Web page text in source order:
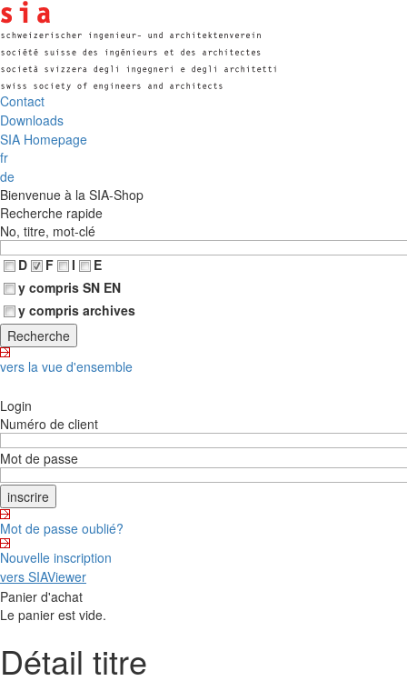
Contact
Downloads
SIA Homepage
fr
de
Bienvenue à la SIA-Shop
Recherche rapide
No, titre, mot-clé
D
F I
E
y compris SN EN
y compris archives
vers la vue d'ensemble
Login
Numéro de client
Mot de passe
Mot de passe oublié?
Nouvelle inscription
vers SIAViewer
Panier d'achat
Le panier est vide.
Détail titre